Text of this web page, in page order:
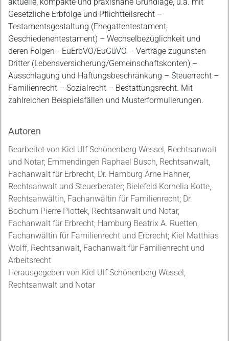
Gesetzliche Erbfolge und Pflichtteilsrecht –
Testamentsgestaltung (Ehegattentestament,
Geschiedenentestament) – Wechselbezüglichkeit und
deren Folgen– EuErbVO/EuGüVO – Verträge zugunsten
Dritter (Lebensversicherung/Gemeinschaftskonten) –
Ausschlagung und Haftungsbeschränkung – Steuerrecht –
Familienrecht – Sozialrecht – Bestattungsrecht. Mit
zahlreichen Beispielsfällen und Musterformulierungen.
Autoren
Bearbeitet von Kiel Ulf Schönenberg Wessel, Rechtsanwalt
und Notar; Emmendingen Raphael Busch, Rechtsanwalt,
Fachanwalt für Erbrecht; Dr. Hamburg Arne Hahner,
Rechtsanwalt und Steuerberater; Bielefeld Kornelia Kotte,
Rechtsanwältin, Fachanwältin für Familienrecht; Dr.
Bochum Pierre Plottek, Rechtsanwalt und Notar,
Fachanwalt für Erbrecht; Hamburg Beatrix A. Ruetten,
Fachanwältin für Familienrecht und Erbrecht; Kiel Matthias
Wolff, Rechtsanwalt, Fachanwalt für Familienrecht und
Arbeitsrecht
Herausgegeben von Kiel Ulf Schönenberg Wessel,
Rechtsanwalt und Notar